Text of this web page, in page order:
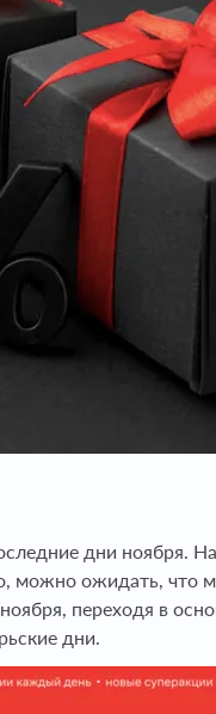
дни ноября.
можно ожидать, что
переходя в
дни.